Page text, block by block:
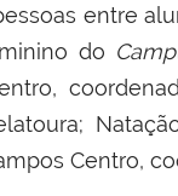
entre
do
Centro,